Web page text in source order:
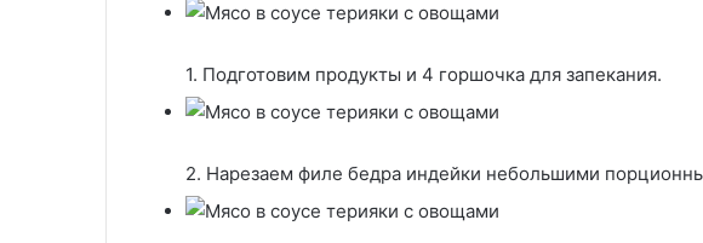
1. Подготовим продукты и 4 горшочка для запекания.
2. Нарезаем филе бедра индейки небольшими